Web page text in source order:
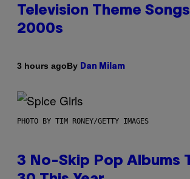
Television Theme
2000s
3 hours agoBy Dan Milam
PHOTO BY TIM RONEY/GETTY IMAGES
3 No-Skip Pop Albums